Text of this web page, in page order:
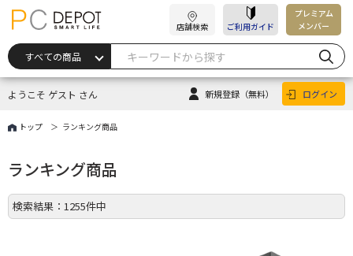
店舗検索 ご利用ガイド
プレミアム
メンバー
ようこそ ゲスト さん 新規登録 （無料） ログイン
トップ ランキング商品
ランキング商品
検索結果：1255件中